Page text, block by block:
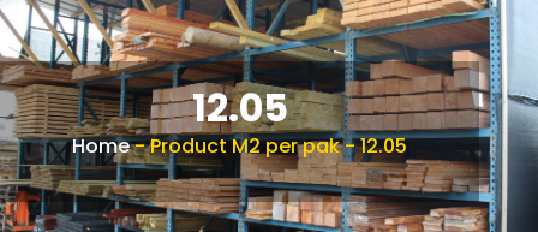
12.05
Home-Product M2 per pak-12.05